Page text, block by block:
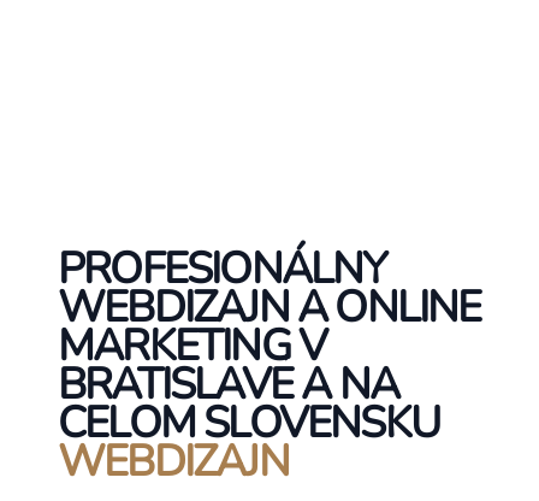
PROFESIONÁLNY
WEBDIZAJN A ONLINE
MARKETING V
BRATISLAVE A NA
CELOM SLOVENSKU
WEBDIZAJN